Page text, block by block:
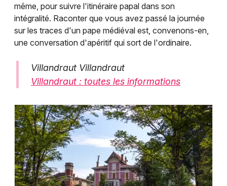
même, pour suivre l'itinéraire papal dans son
intégralité. Raconter que vous avez passé la journée
sur les traces d'un pape médiéval est, convenons-en,
une conversation d'apéritif qui sort de l'ordinaire.
Villandraut Villandraut
Villandraut : toutes les informations